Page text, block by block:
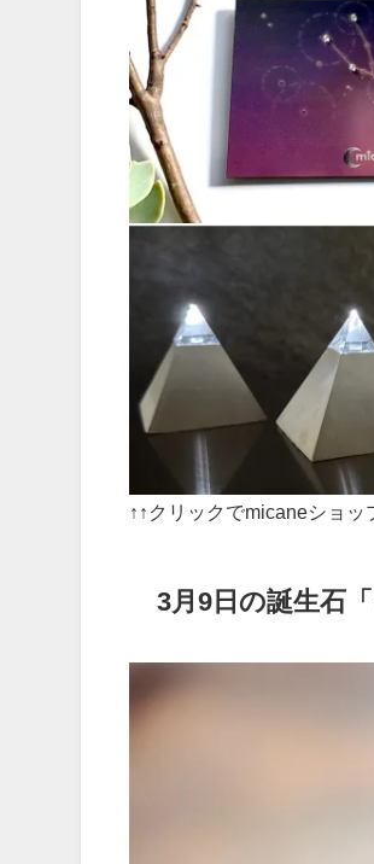
↑↑クリックでmicaneショッ
3月9日の誕生石